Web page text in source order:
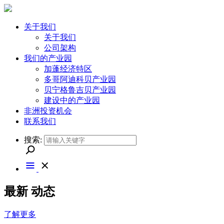
关于我们
关于我们
公司架构
我们的产业园
加蓬经济特区
多哥阿迪科贝产业园
贝宁格鲁吉贝产业园
建设中的产业园
非洲投资机会
联系我们
搜索:
最新 动态
了解更多